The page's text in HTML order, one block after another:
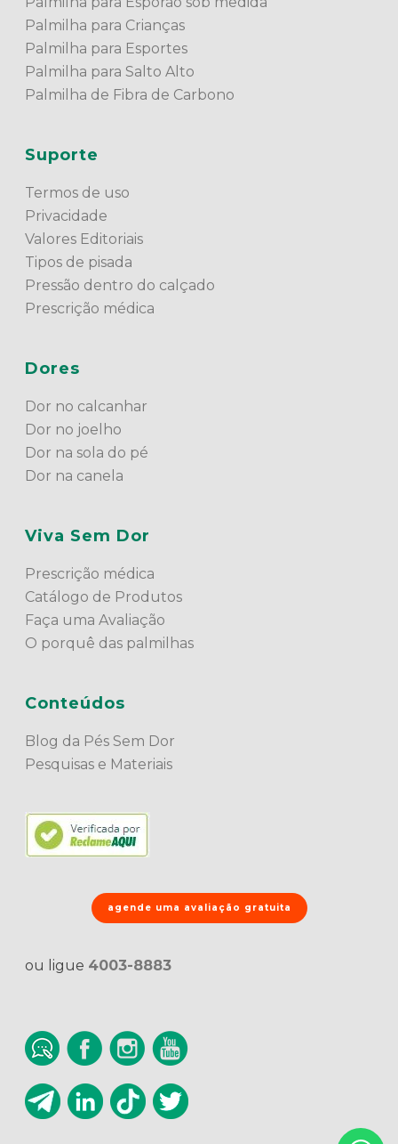
Palmilha para Crianças
Palmilha para Esportes
Palmilha para Salto Alto
Palmilha de Fibra de Carbono
Suporte
Termos de uso
Privacidade
Valores Editoriais
Tipos de pisada
Pressão dentro do calçado
Prescrição médica
Dores
Dor no calcanhar
Dor no joelho
Dor na sola do pé
Dor na canela
Viva Sem Dor
Prescrição médica
Catálogo de Produtos
Faça uma Avaliação
O porquê das palmilhas
Conteúdos
Blog da Pés Sem Dor
Pesquisas e Materiais
agende uma avaliação gratuita
ou ligue 4003-8883